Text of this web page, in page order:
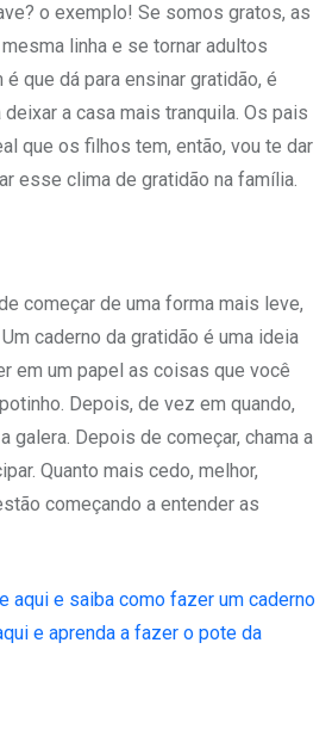
o exemplo! Se somos gratos, as
linha e se tornar adultos
que dá para ensinar gratidão, é
a casa mais tranquila. Os pais
que os filhos tem, então, vou te dar
esse clima de gratidão na família.
começar de uma forma mais leve,
caderno da gratidão é uma ideia
em um papel as coisas que você
Depois, de vez em quando,
galera. Depois de começar, chama a
Quanto mais cedo, melhor,
começando a entender as
aqui e saiba como fazer um caderno
e aprenda a fazer o pote da